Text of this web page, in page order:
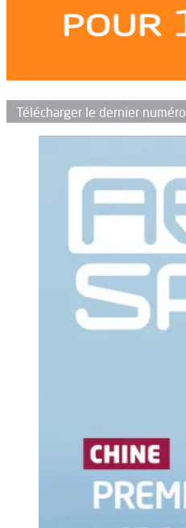
Télécharger le dernier numéro